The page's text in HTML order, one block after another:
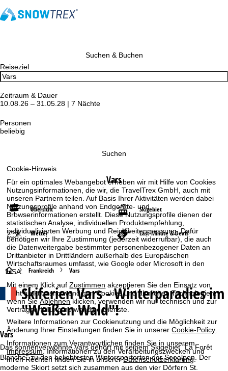
Cookie-Hinweis
Für ein optimales Webangebot erheben wir mit Hilfe von Cookies
Nutzungsinformationen, die wir, die TravelTrex GmbH, auch mit
unseren Partnern teilen. Auf Basis Ihrer Aktivitäten werden dabei
Nutzungsprofile anhand von Endgeräte- und
Browserinformationen erstellt. Diese Nutzungsprofile dienen der
statistischen Analyse, individuellen Produktempfehlung,
individualisierten Werbung und Reichweitenmessung. Dafür
benötigen wir Ihre Zustimmung (jederzeit widerrufbar), die auch
die Datenweitergabe bestimmter personenbezogener Daten an
Drittanbieter in Drittländern außerhalb des Europäischen
Wirtschaftsraumes umfasst, wie Google oder Microsoft in den
USA.
Mit einem Klick aufZustimmen akzeptieren Sie den Einsatz von
nicht funktionsnotwendigen Cookies und ähnlichen Technologien.
Wenn SieAblehnenklicken, verwenden wir nur technisch und zur
Vertragserfüllung notwendige Dienste.
Weitere Informationen zur Cookienutzung und die Möglichkeit zur
Änderung Ihrer Einstellungen finden Sie in unsererCookie-Policy
Informationen zum Verantwortlichen finden Sie in unserem
Impressum. Informationen zu den Verarbeitungszwecken und
Ihren Rechten finden Sie in unsererDatenschutzerklärung.
Suchen & Buchen
Reiseziel
Zeitraum & Dauer
10.08.26 – 31.05.28 | 7 Nächte
Personen
beliebig
Suchen
Vars
Übersicht Skigebiet
Wetter Last-Minute & Deals
S
t
a
r
t
Frankreich Vars
SkiferienVars - Winterparadies im
"Weißen Wald"!
Vars
Das sonnenverwöhnte Vars gehört mit seinem Skigebiet "La Forêt
Blanche" zu den beliebtesten Wintersportorten der Seealpen. Der
moderne Skiort setzt sich zusammen aus den vier Dörfern St.